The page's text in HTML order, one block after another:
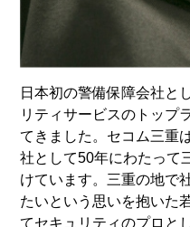
日本初の警備保障会社と
リティサービスのトップ
てきました。セコム三重
社として50年にわたって
けています。三重の地で
たいという思いを抱いた
てセキュリティのプロと